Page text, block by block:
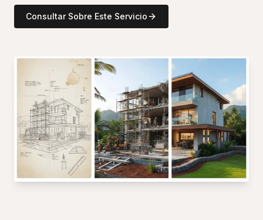
Consultar Sobre Este Servicio